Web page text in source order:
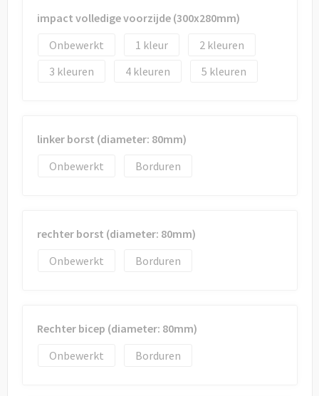
impact volledige voorzijde (300x280mm)
Onbewerkt
1
2
3
4 5
linker borst (diameter: 80mm)
Onbewerkt
Borduren
rechter borst (diameter: 80mm)
Onbewerkt
Borduren
Rechter bicep (diameter: 80mm)
Onbewerkt
Borduren